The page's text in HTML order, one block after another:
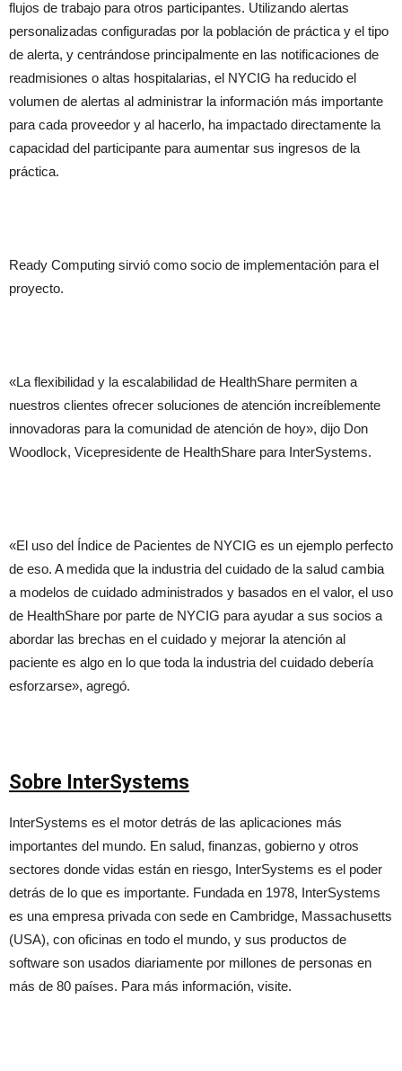
flujos de trabajo para otros participantes. Utilizando alertas
personalizadas configuradas por la población de práctica y el tipo
de alerta, y centrándose principalmente en las notificaciones de
readmisiones o altas hospitalarias, el NYCIG ha reducido el
volumen de alertas al administrar la información más importante
para cada proveedor y al hacerlo, ha impactado directamente la
capacidad del participante para aumentar sus ingresos de la
práctica.
Ready Computing sirvió como socio de implementación para el
proyecto.
«La flexibilidad y la escalabilidad de HealthShare permiten a
nuestros clientes ofrecer soluciones de atención increíblemente
innovadoras para la comunidad de atención de hoy», dijo Don
Woodlock, Vicepresidente de HealthShare para InterSystems.
«El uso del Índice de Pacientes de NYCIG es un ejemplo perfecto
de eso. A medida que la industria del cuidado de la salud cambia
a modelos de cuidado administrados y basados en el valor, el uso
de HealthShare por parte de NYCIG para ayudar a sus socios a
abordar las brechas en el cuidado y mejorar la atención al
paciente es algo en lo que toda la industria del cuidado debería
esforzarse», agregó.
Sobre InterSystems
InterSystems es el motor detrás de las aplicaciones más
importantes del mundo. En salud, finanzas, gobierno y otros
sectores donde vidas están en riesgo, InterSystems es el poder
detrás de lo que es importante. Fundada en 1978, InterSystems
es una empresa privada con sede en Cambridge, Massachusetts
(USA), con oficinas en todo el mundo, y sus productos de
software son usados diariamente por millones de personas en
más de 80 países. Para más información, visite.